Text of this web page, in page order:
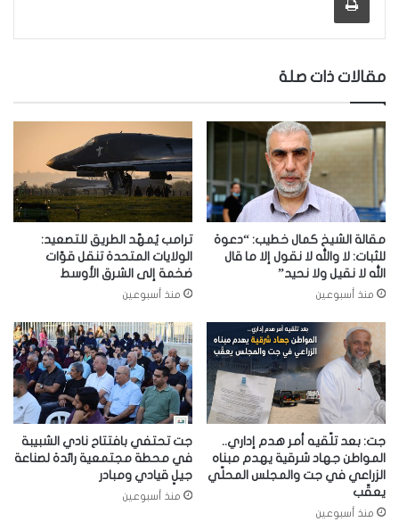
مقالات ذات صلة
مقالة الشيخ كمال خطيب: “دعوة
للثبات: لا والله لا نقول إلا ما قال
الله لا نقيل ولا نحيد”
منذ أسبوعين
ترامب يُمهّد الطريق للتصعيد:
الولايات المتحدة تنقل قوّات
ضخمة إلى الشرق الأوسط
منذ أسبوعين
جت: بعد تلّقيه أمر هدم إداري..
المواطن جهاد شرقية يهدم مبناه
الزراعي في جت والمجلس المحلّي
يعقّب
منذ أسبوعين
جت تحتفي بافتتاح نادي الشبيبة
في محطة مجتمعية رائدة لصناعة
جيلٍ قيادي ومبادر
منذ أسبوعين